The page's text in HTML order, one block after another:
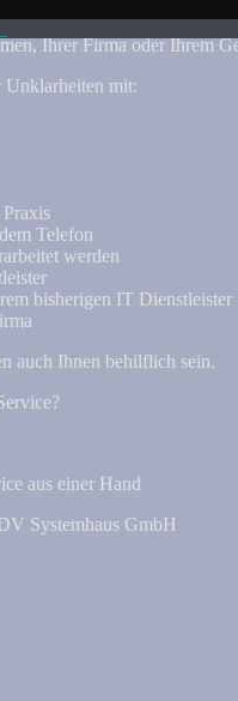
Ihrer Firma oder Ihrem
Unklarheiten mit:
Telefon
werden
bisherigen IT Dienstleister
auch Ihnen behilflich sein.
aus einer Hand
Systemhaus GmbH